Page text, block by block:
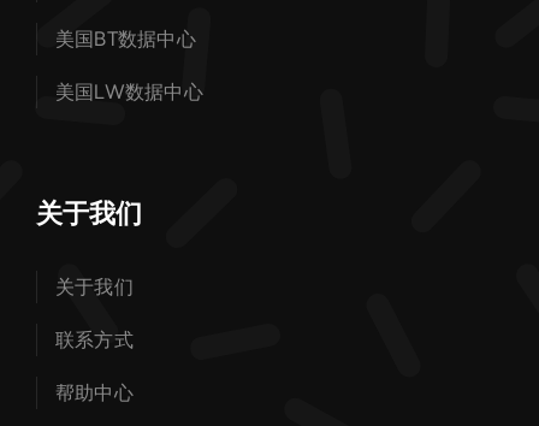
美国BT数据中心
美国LW数据中心
关于我们
关于我们
联系方式
帮助中心